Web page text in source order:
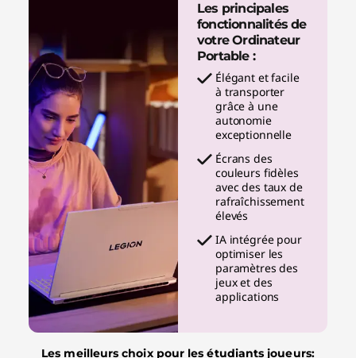
Les principales
fonctionnalités de
votre Ordinateur
Portable :
Élégant et facile
à transporter
grâce à une
autonomie
exceptionnelle
Écrans des
couleurs fidèles
avec des taux de
rafraîchissement
élevés
IA intégrée pour
optimiser les
paramètres des
jeux et des
applications
Les meilleurs choix pour les étudiants joueurs: